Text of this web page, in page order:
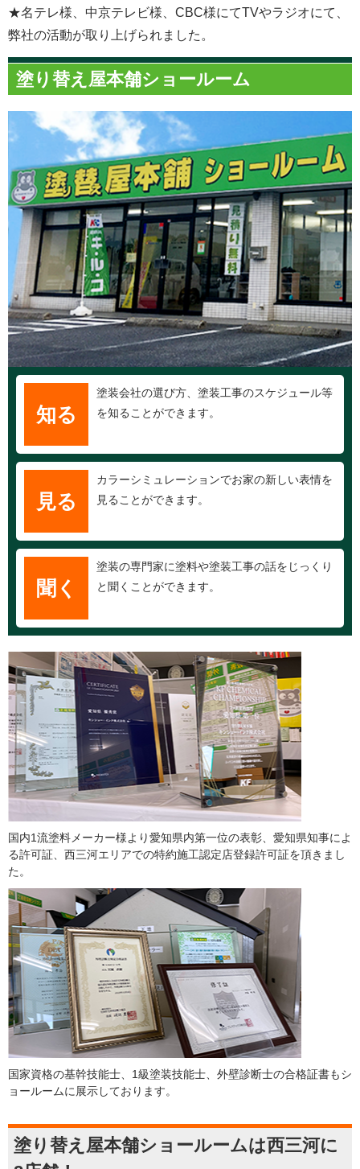
★名テレ様、中京テレビ様、CBC様にてTVやラジオにて、
弊社の活動が取り上げられました。
塗り替え屋本舗ショールーム
知る
塗装会社の選び方、塗装工事のスケジュール等
を知ることができます。
見る
カラーシミュレーションでお家の新しい表情を
見ることができます。
聞く
塗装の専門家に塗料や塗装工事の話をじっくり
と聞くことができます。
国内1流塗料メーカー様より愛知県内第一位の表彰、愛知県知事によ
る許可証、西三河エリアでの特約施工認定店登録許可証を頂きまし
た。
国家資格の基幹技能士、1級塗装技能士、外壁診断士の合格証書もシ
ョールームに展示しております。
塗り替え屋本舗ショールームは西三河に